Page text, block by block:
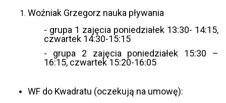
Woźniak Grzegorz nauka pływania
- grupa 1 zajęcia poniedziałek 13:30- 14:15,
czwartek 14:30-15:15
- grupa 2 zajęcia poniedziałek 15:30 –
16:15, czwartek 15:20-16:05
WF do Kwadratu (oczekują na umowę):